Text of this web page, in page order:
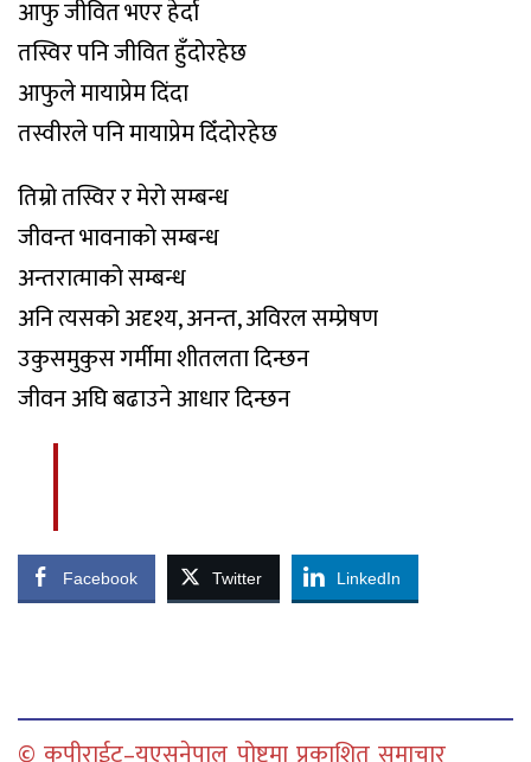
आफु जीवित भएर हेर्दा
तस्विर पनि जीवित हुँदोरहेछ
आफुले मायाप्रेम दिंदा
तस्वीरले पनि मायाप्रेम दिँदोरहेछ
तिम्रो तस्विर र मेरो सम्बन्ध
जीवन्त भावनाको सम्बन्ध
अन्तरात्माको सम्बन्ध
अनि त्यसको अदृश्य, अनन्त, अविरल सम्प्रेषण
उकुसमुकुस गर्मीमा शीतलता दिन्छन
जीवन अघि बढाउने आधार दिन्छन
Facebook Twitter LinkedIn